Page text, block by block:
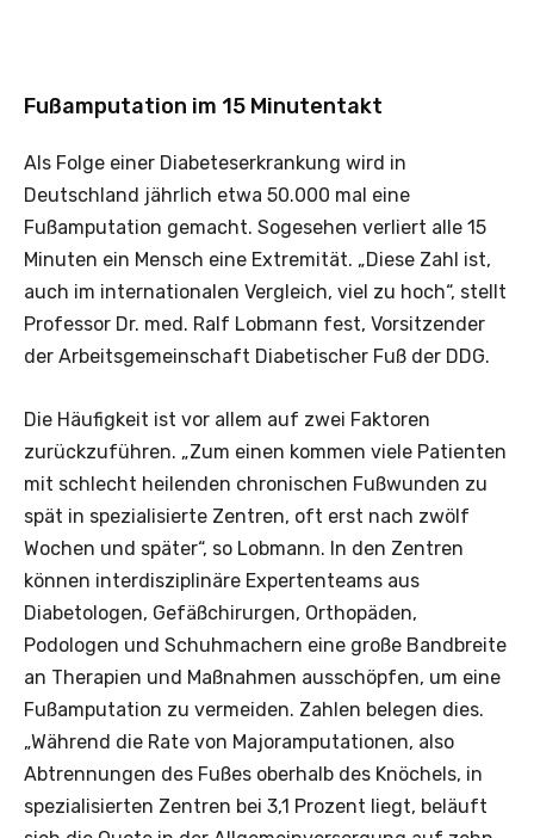
Fußamputation im 15 Minutentakt
Als Folge einer Diabeteserkrankung wird in
Deutschland jährlich etwa 50.000 mal eine
Fußamputation gemacht. Sogesehen verliert alle 15
Minuten ein Mensch eine Extremität. „Diese Zahl ist,
auch im internationalen Vergleich, viel zu hoch“, stellt
Professor Dr. med. Ralf Lobmann fest, Vorsitzender
der Arbeitsgemeinschaft Diabetischer Fuß der DDG.
Die Häufigkeit ist vor allem auf zwei Faktoren
zurückzuführen. „Zum einen kommen viele Patienten
mit schlecht heilenden chronischen Fußwunden zu
spät in spezialisierte Zentren, oft erst nach zwölf
Wochen und später“, so Lobmann. In den Zentren
können interdisziplinäre Expertenteams aus
Diabetologen, Gefäßchirurgen, Orthopäden,
Podologen und Schuhmachern eine große Bandbreite
an Therapien und Maßnahmen ausschöpfen, um eine
Fußamputation zu vermeiden. Zahlen belegen dies.
„Während die Rate von Majoramputationen, also
Abtrennungen des Fußes oberhalb des Knöchels, in
spezialisierten Zentren bei 3,1 Prozent liegt, beläuft